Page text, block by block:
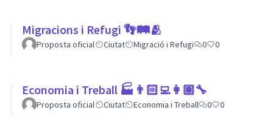
Migracions i Refugi 👣🛤🫂
Proposta oficial Ciutat Migració i Refugi 0 0
Economia i Treball 🏭👨🏻‍💻👩🏽‍🔧
Proposta oficial Ciutat Economia i Treball 0 0